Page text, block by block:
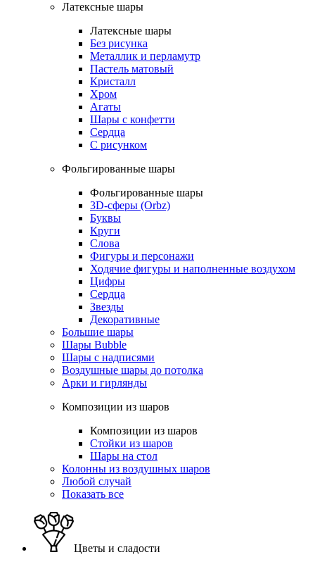
Латексные шары
Латексные шары
Без рисунка
Металлик и перламутр
Пастель матовый
Кристалл
Хром
Агаты
Шары с конфетти
Сердца
С рисунком
Фольгированные шары
Фольгированные шары
3D-сферы (Orbz)
Буквы
Круги
Слова
Фигуры и персонажи
Ходячие фигуры и наполненные воздухом
Цифры
Сердца
Звезды
Декоративные
Большие шары
Шары Bubble
Шары с надписями
Воздушные шары до потолка
Арки и гирлянды
Композиции из шаров
Композиции из шаров
Стойки из шаров
Шары на стол
Колонны из воздушных шаров
Любой случай
Показать все
Цветы и сладости